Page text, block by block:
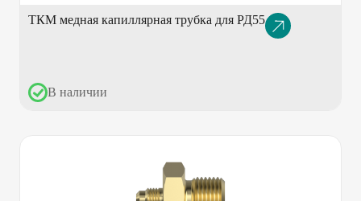
ТКМ медная капиллярная трубка для РД55Описание
товара
В наличии